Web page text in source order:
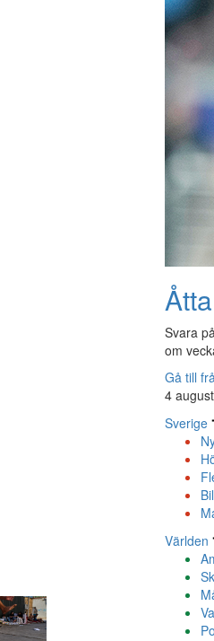
Svara
om
Gå till
4
Sverige
Världen